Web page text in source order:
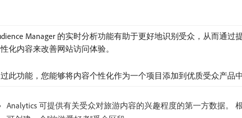
Manager 的实时分析功能有助于更好地识别受众，从而通过
化内容来改善网站访问体验。
此功能，您能够将内容个性化作为一个项目添加到优质受众产品中
Analytics 可提供有关受众对旅游内容的兴趣程度的第一方数据。